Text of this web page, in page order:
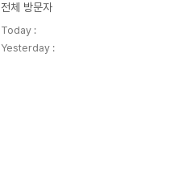
전체 방문자
Today :
Yesterday :